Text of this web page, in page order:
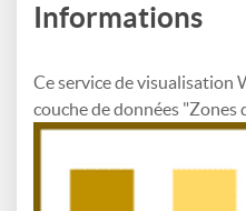
Informations
Ce service de visualisation
couche de données "Zones